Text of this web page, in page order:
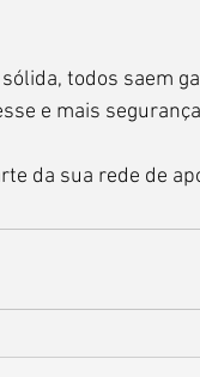
todos saem
e mais
da sua rede de